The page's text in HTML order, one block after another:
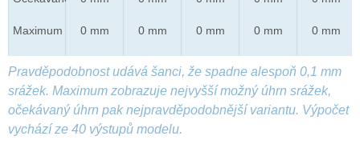
Maximum 0 mm 0 mm 0 mm 0 mm 0 mm
Pravděpodobnost udává šanci, že spadne alespoň 0,1 mm
srážek. Maximum zobrazuje nejvyšší možný úhrn srážek,
očekávaný úhrn pak nejpravděpodobnější variantu. Výpočet
vychází ze 40 výstupů modelu.